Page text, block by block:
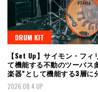
DRUM KIT
【Set Up】サイモン・フ
て機能する不動のツーバス
楽器”として機能する3層に
2026.08.4 UP